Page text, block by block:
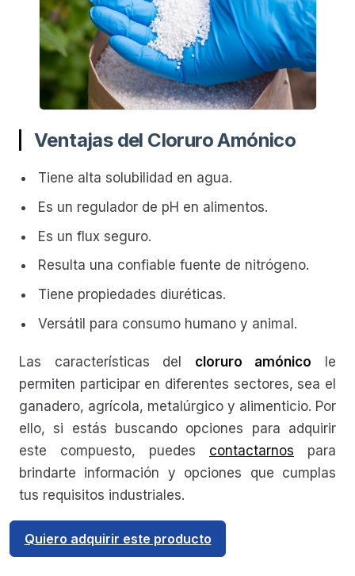
Ventajas del Cloruro Amónico
Tiene alta solubilidad en agua.
Es un regulador de pH en alimentos.
Es un flux seguro.
Resulta una confiable fuente de nitrógeno.
Tiene propiedades diuréticas.
Versátil para consumo humano y animal.
Las características del cloruro amónico le
permiten participar en diferentes sectores, sea el
ganadero, agrícola, metalúrgico y alimenticio. Por
ello, si estás buscando opciones para adquirir
este compuesto, puedes contactarnos para
brindarte información y opciones que cumplas
tus requisitos industriales.
Quiero adquirir este producto